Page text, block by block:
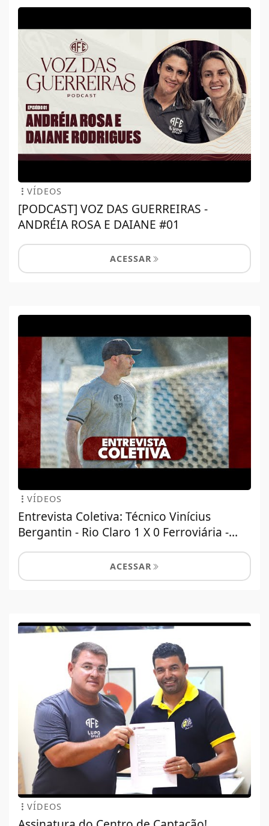
VÍDEOS
[PODCAST] VOZ DAS GUERREIRAS -
ANDRÉIA ROSA E DAIANE #01
ACESSAR
VÍDEOS
Entrevista Coletiva: Técnico Vinícius
Bergantin - Rio Claro 1 X 0 Ferroviária -...
ACESSAR
VÍDEOS